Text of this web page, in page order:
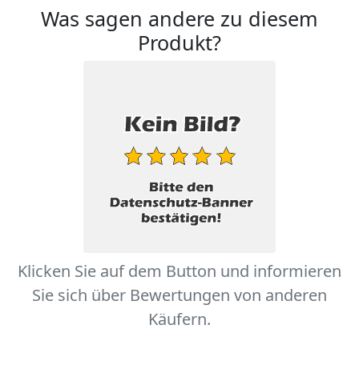
Was sagen andere zu diesem
Produkt?
Klicken Sie auf dem Button und informieren
Sie sich über Bewertungen von anderen
Käufern.